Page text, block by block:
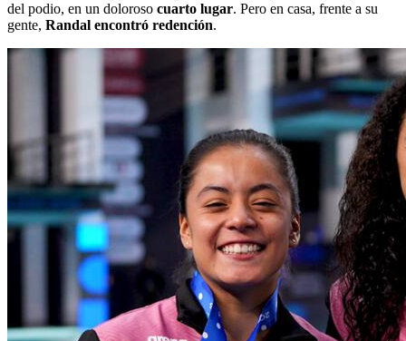
del podio, en un doloroso cuarto lugar. Pero en casa, frente a su
gente, Randal encontró redención.